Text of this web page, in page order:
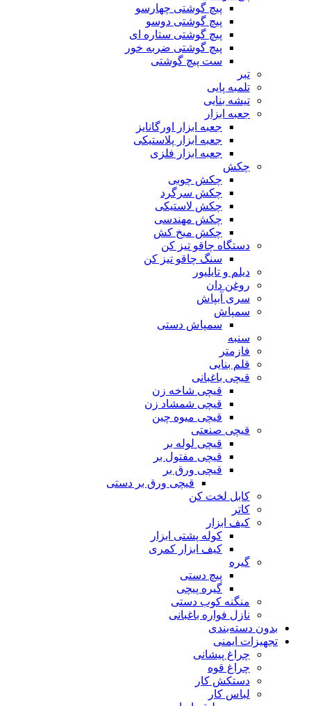
پیچ گوشتی چهارسو
پیچ گوشتی دوسو
پیچ گوشتی ستاره‌ ای
پیچ گوشتی ضربه خور
ست پیچ گوشتی
تبر
تلمبه پایی
تیشه بنایی
جعبه ابزار
جعبه ابزار اورگانایز
جعبه ابزار پلاستیکی
جعبه ابزار فلزی
چکش
چکش چوبی
چکش سرگرد
چکش لاستیکی
چکش مهندسی
چکش میخ کش
دستگاه چاقو تیز کن
سنگ چاقو تیز کن
دیلم و تایلیور
روغن دان
سری آبپاش
سمپاش
سمپاش دستی
سنبه
فازمتر
قلم بنایی
قیچی باغبانی
قیچی شاخه زن
قیچی شمشاد زن
قیچی میوه چین
قیچی صنعتی
قیچی لوله بر
قیچی مفتول بر
قیچی ورق بر
قیچی ورق بر دستی
کابل لخت کن
کاتر
کیف ابزار
کوله پشتی ابزار
کیف ابزار کمری
گیره
پیچ دستی
گیره پیچی
منگنه کوب دستی
نازل فواره باغبانی
بدون دسته‌بندی
تجهیزات ایمنی
چراغ پیشانی
چراغ قوه
دستکش کار
لباس کار